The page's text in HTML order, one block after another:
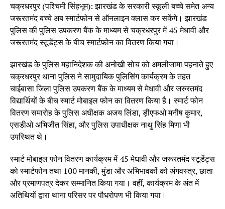
चक्रधरपुर (पश्चिमी सिंहभूम): झारखंड के सरकारी स्कूली बच्चे समेत अन्य
जरूरतमंद बच्चे अब स्मार्टफोन से ऑनलाइन क्लास कर सकेंगे। झारखंड
पुलिस की पुलिस उपकरण बैंक के माध्यम से चक्रधरपुर में 45 मेधावी और
जरूरतमंद स्टूडेंट्स के बीच स्मार्टफोन का वितरण किया गया।
झारखंड के पुलिस महानिदेशक की अनोखी सोच को अमलीजामा पहनाते हुए
चक्रधरपुर थाना पुलिस ने सामुदायिक पुलिसिंग कार्यक्रम के तहत
चाईबासा जिला पुलिस उपकरण बैंक के माध्यम से मेधावी और जरुरतमंद
विद्यार्थियों के बीच स्मार्ट मोबाइल फोन का वितरण किया है। स्मार्ट फोन
वितरण समारोह के पुलिस अधीक्षक अजय लिंडा, ड़ीएफओ मनीष कुमार,
एसडीओ अभिजीत सिंहा, और पुलिस उपाधीक्षक नाथु सिंह मिणा भी
उपस्थित थे।
स्मार्ट मोबाइल फोन वितरण कार्यक्रम में 45 मेधावी और जरूरतमंद स्टूडेंट्स
को स्मार्टफोन तथा 100 मानकी, मुंडा और अभिभावकों को अंगवस्त्र, छाता
और प्रमाणपत्र देकर सम्मानित किया गया। वहीं, कार्यक्रम के अंत में
अतिथियों द्वारा थाना परिसर पर पौधरोपण भी किया गया।